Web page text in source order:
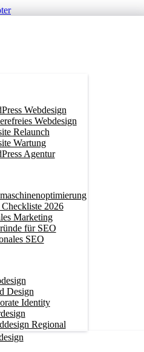
Webdesign
Webdesign
Relaunch
Wartung
Agentur
2026
Marketing
für SEO
SEO
Design
Identity
Regional